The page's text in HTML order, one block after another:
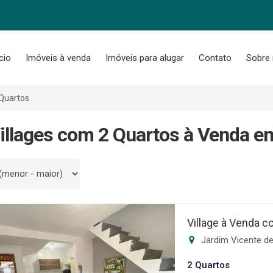
Imóveis à venda Imóveis para alugar Contato Sobre
com 2 Quartos à Venda
Village à Venda
Jardim Vicente
2 Quartos